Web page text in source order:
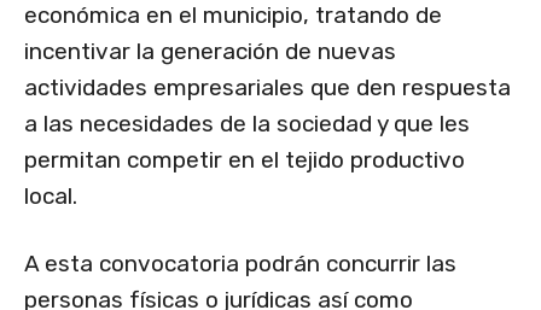
económica en el municipio, tratando de
incentivar la generación de nuevas
actividades empresariales que den respuesta
a las necesidades de la sociedad y que les
permitan competir en el tejido productivo
local.
A esta convocatoria podrán concurrir las
personas físicas o jurídicas así como